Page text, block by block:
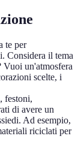
te per
Considera il tema
Vuoi un'atmosfera
scelte, i
festoni,
di avere un
Ad esempio,
riciclati per